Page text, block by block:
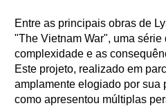
Entre as principais obras de
"The Vietnam War", uma
complexidade e as
Este projeto, realizado em
amplamente elogiado por sua
como apresentou múltiplas